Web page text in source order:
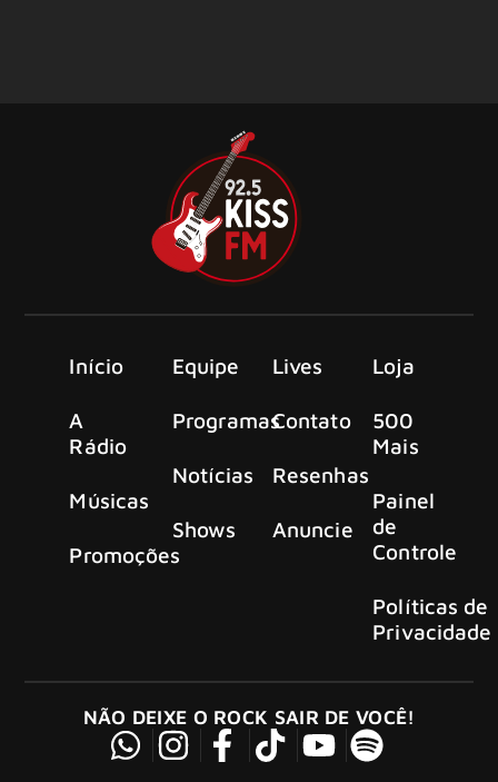
Início
A
Rádio
Músicas
Promoções
Equipe
Programas
Notícias
Shows
Lives
Contato
Resenhas
Anuncie
Loja
500
Mais
Painel
de
Controle
Políticas de
Privacidade
NÃO DEIXE O ROCK SAIR DE VOCÊ!